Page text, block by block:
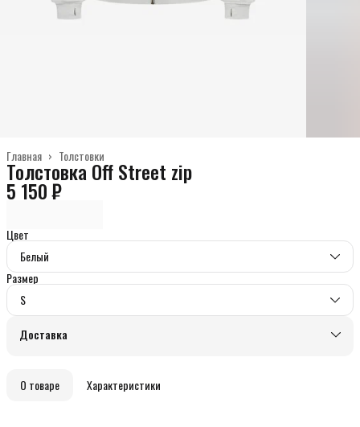
Толстовки
Главная ›
Толстовка Off Street zip
5 150 ₽
Цвет
Белый
Размер
S
Доставка
О товаре Характеристики